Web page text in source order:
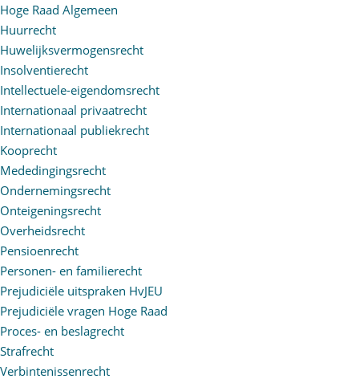
Hoge Raad Algemeen
Huurrecht
Huwelijksvermogensrecht
Insolventierecht
Intellectuele-eigendomsrecht
Internationaal privaatrecht
Internationaal publiekrecht
Kooprecht
Mededingingsrecht
Ondernemingsrecht
Onteigeningsrecht
Overheidsrecht
Pensioenrecht
Personen- en familierecht
Prejudiciële uitspraken HvJEU
Prejudiciële vragen Hoge Raad
Proces- en beslagrecht
Strafrecht
Verbintenissenrecht